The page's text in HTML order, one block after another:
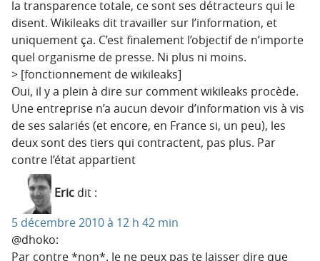
la transparence totale, ce sont ses détracteurs qui le
disent. Wikileaks dit travailler sur l’information, et
uniquement ça. C’est finalement l’objectif de n’importe
quel organisme de presse. Ni plus ni moins.
> [fonctionnement de wikileaks]
Oui, il y a plein à dire sur comment wikileaks procède.
Une entreprise n’a aucun devoir d’information vis à vis
de ses salariés (et encore, en France si, un peu), les
deux sont des tiers qui contractent, pas plus. Par
contre l’état appartient
Eric dit :
5 décembre 2010 à 12 h 42 min
@dhoko:
Par contre *non*. Je ne peux pas te laisser dire que